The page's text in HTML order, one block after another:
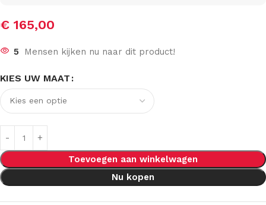
€ 165,00
5 Mensen kijken nu naar dit product!
KIES UW MAAT
Toevoegen aan winkelwagen
Nu kopen